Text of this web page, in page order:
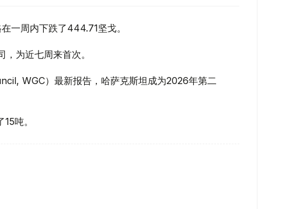
一周内下跌了444.71坚戈。
为近七周来首次。
WGC）最新报告，哈萨克斯坦成为2026年第二
吨。